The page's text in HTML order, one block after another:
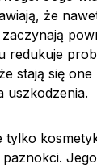
że
redukuje
stają się one
uszkodzenia.
tylko